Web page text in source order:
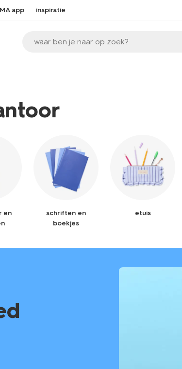
app inspiratie
waar ben je naar op zoek?
en
schriften en
boekjes
etuis